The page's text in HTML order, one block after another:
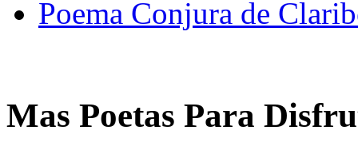
Poema Conjura de
Mas Poetas Para